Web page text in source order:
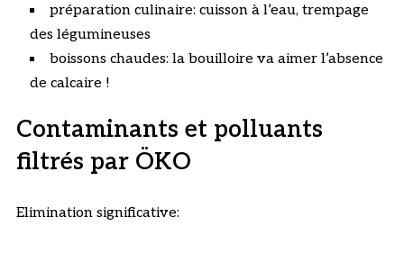
préparation culinaire: cuisson à l’eau, trempage
des légumineuses
boissons chaudes: la bouilloire va aimer l’absence
de calcaire !
Contaminants et polluants
filtrés par ÖKO
Elimination significative: